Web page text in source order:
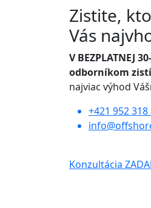
Zistite,
Vás
V BEZPLATNEJ
odborníkom
najviac výhod
+421 952 318
Konzultácia